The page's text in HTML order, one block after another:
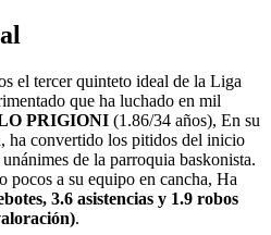
el tercer quinteto ideal de la Liga
que ha luchado en mil
PRIGIONI (1.86/34 años), En su
ha convertido los pitidos del inicio
de la parroquia baskonista.
a su equipo en cancha, Ha
3.6 asistencias y 1.9 robos
.